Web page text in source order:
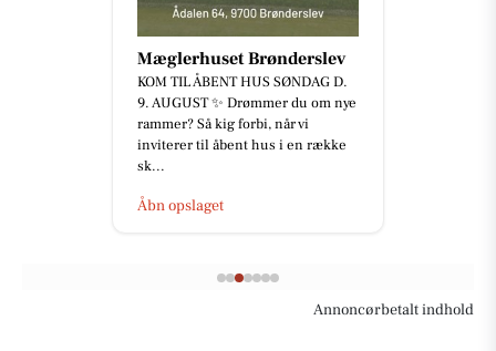
Mæglerhuset Brønderslev
KOM TIL ÅBENT HUS SØNDAG D.
9. AUGUST ✨ Drømmer du om nye
rammer? Så kig forbi, når vi
inviterer til åbent hus i en række
sk...
Åbn opslaget
Annoncørbetalt indhold